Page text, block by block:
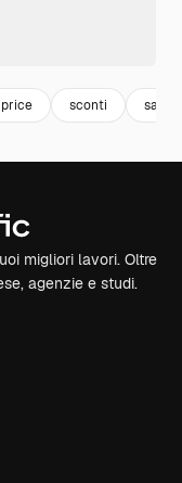
price sconti sale
migliori lavori. Oltre
agenzie e studi.